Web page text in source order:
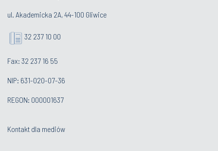
ul. Akademicka 2A, 44-100 Gliwice
32 237 10 00
Fax: 32 237 16 55
NIP: 631-020-07-36
REGON: 000001637
Kontakt dla mediów